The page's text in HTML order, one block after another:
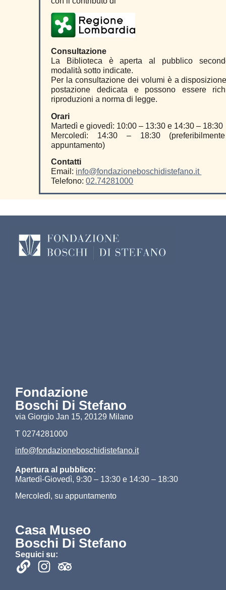
Consultazione
La Biblioteca è aperta al pubblico
modalità sotto indicate.
Per la consultazione dei volumi è a
postazione dedicata e possono essere
riproduzioni a norma di legge.
Orari
Martedì e giovedì: 10:00 – 13:30 e 14:30 – 18:30
Mercoledì: 14:30 – 18:30
appuntamento)
Contatti
Email: info@fondazioneboschidistefano.it
Telefono:02.74281000
Fondazione
Boschi Di Stefano
via Giorgio Jan 15, 20129 Milano
T 0274281000
info@fondazioneboschidistefano.it
Apertura al pubblico:
Martedì-Giovedì, 9:30 – 13:30 e 14:30 – 18:30
Mercoledì, su appuntamento
Casa Museo
Boschi Di Stefano
Seguici su: